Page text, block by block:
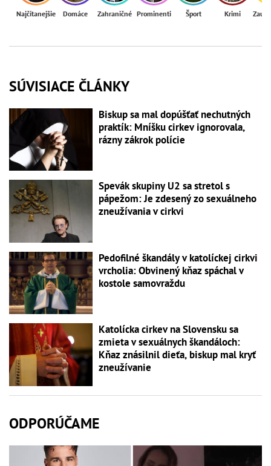
Najčítanejšie Domáce Zahraničné Prominenti Šport Krimi
SÚVISIACE ČLÁNKY
Biskup sa mal dopúšťať nechutných
praktík: Mníšku cirkev ignorovala,
rázny zákrok polície
Spevák skupiny U2 sa stretol s
pápežom: Je zdesený zo sexuálneho
zneužívania v cirkvi
Pedofilné škandály v katolíckej cirkvi
vrcholia: Obvinený kňaz spáchal v
kostole samovraždu
Katolícka cirkev na Slovensku sa
zmieta v sexuálnych škandáloch:
Kňaz znásilnil dieťa, biskup mal kryť
zneužívanie
ODPORÚČAME